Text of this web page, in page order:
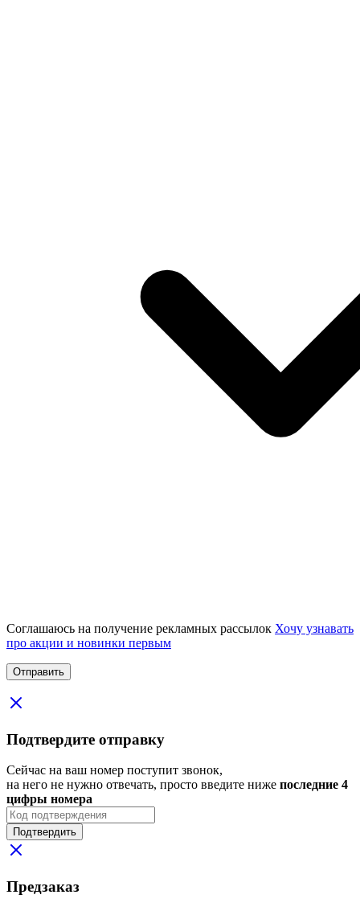
Соглашаюсь на получение рекламных рассылок Хочу узнавать
про акции и новинки первым
Подтвердите отправку
Сейчас на ваш номер поступит звонок,
на него не нужно отвечать, просто введите ниже последние 4
цифры номера
Подтвердить
Предзаказ